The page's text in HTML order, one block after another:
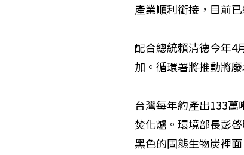
產業順利銜接，目前
配合總統賴清德今年4
加。循環署將推動將
台灣每年約產出133
焚化爐。環境部長彭
黑色的固態生物炭裡